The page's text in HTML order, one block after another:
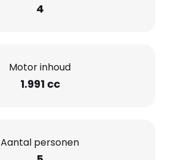
4
Motor inhoud
1.991 cc
Aantal personen